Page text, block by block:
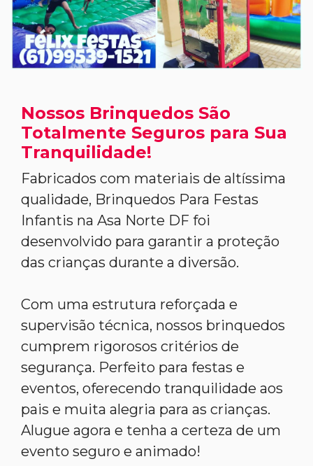
Nossos Brinquedos São
Totalmente Seguros para Sua
Tranquilidade!
Fabricados com materiais de altíssima
qualidade, Brinquedos Para Festas
Infantis na Asa Norte DF foi
desenvolvido para garantir a proteção
das crianças durante a diversão.
Com uma estrutura reforçada e
supervisão técnica, nossos brinquedos
cumprem rigorosos critérios de
segurança. Perfeito para festas e
eventos, oferecendo tranquilidade aos
pais e muita alegria para as crianças.
Alugue agora e tenha a certeza de um
evento seguro e animado!